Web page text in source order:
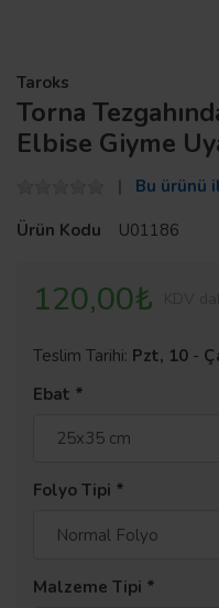
Taroks
Torna
Elbise Giyme
Bu ürünü
Ürün Kodu
U01186
120,00₺
Teslim Tarihi: Pzt, 10 -
Ebat
Folyo Tipi
Malzeme Tipi